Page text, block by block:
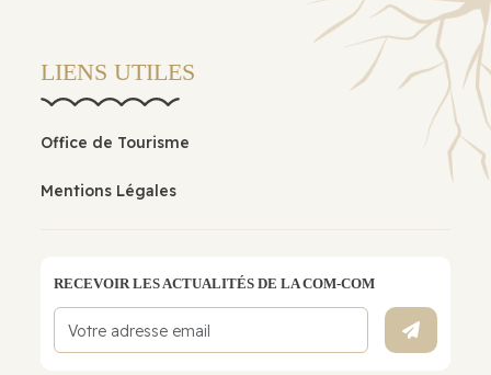
LIENS UTILES
Office de Tourisme
Mentions Légales
RECEVOIR LES ACTUALITÉS DE LA COM-COM